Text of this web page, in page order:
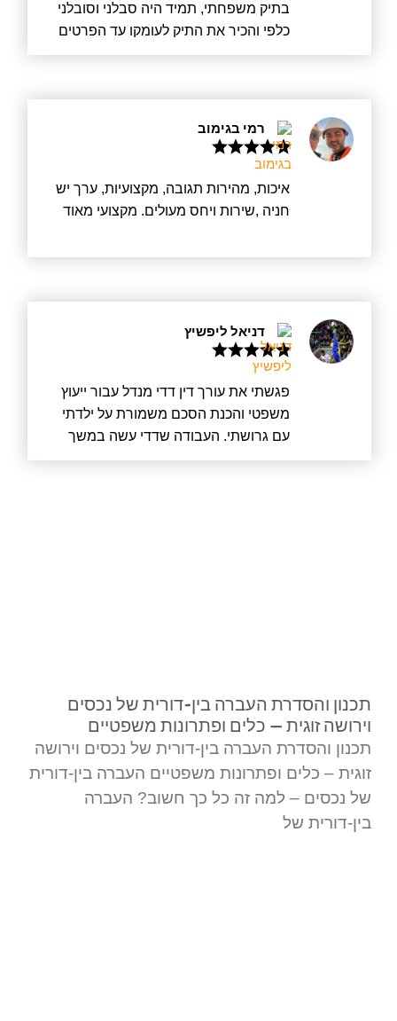
בתיק משפחתי, תמיד היה סבלני וסובלני
כלפי והכיר את התיק לעומקו עד הפרטים
הקטנים ביותר. דדי הינו בעל חשיבה
ובאמת רצה לעזור מכל הלב. דדי מעדכן
מיד בכל פרט חדש ועובד בשקיפות מלאה.
בנוסף, הוא אדם ישר וטוב לב ויודע היטב
להילחם על זכויות הלקוח. אם יש סטיגמה
על עורכי דין שרוצים רק כסף – אצל דדי זה
לא כך, הוא באמת רוצה לעזור, קודם כל
רמי בגימוב
איכות, מהירות תגובה, מקצועיות, ערך יש
חניה ,שירות ויחס מעולים. מקצועי מאוד
דניאל ליפשיץ
פגשתי את עורך דין דדי מנדל עבור ייעוץ
משפטי והכנת הסכם משמורת על ילדתי
עם גרושתי. העבודה שדדי עשה במשך
מעל חצי שנה הייתה מעוררת כבוד. לא רק
תכנון והסדרת העברה בין-דורית של נכסים
וירושה זוגית – כלים ופתרונות משפטיים
תכנון והסדרת העברה בין-דורית של נכסים וירושה
זוגית – כלים ופתרונות משפטיים העברה בין-דורית
של נכסים – למה זה כל כך חשוב? העברה
בין-דורית של